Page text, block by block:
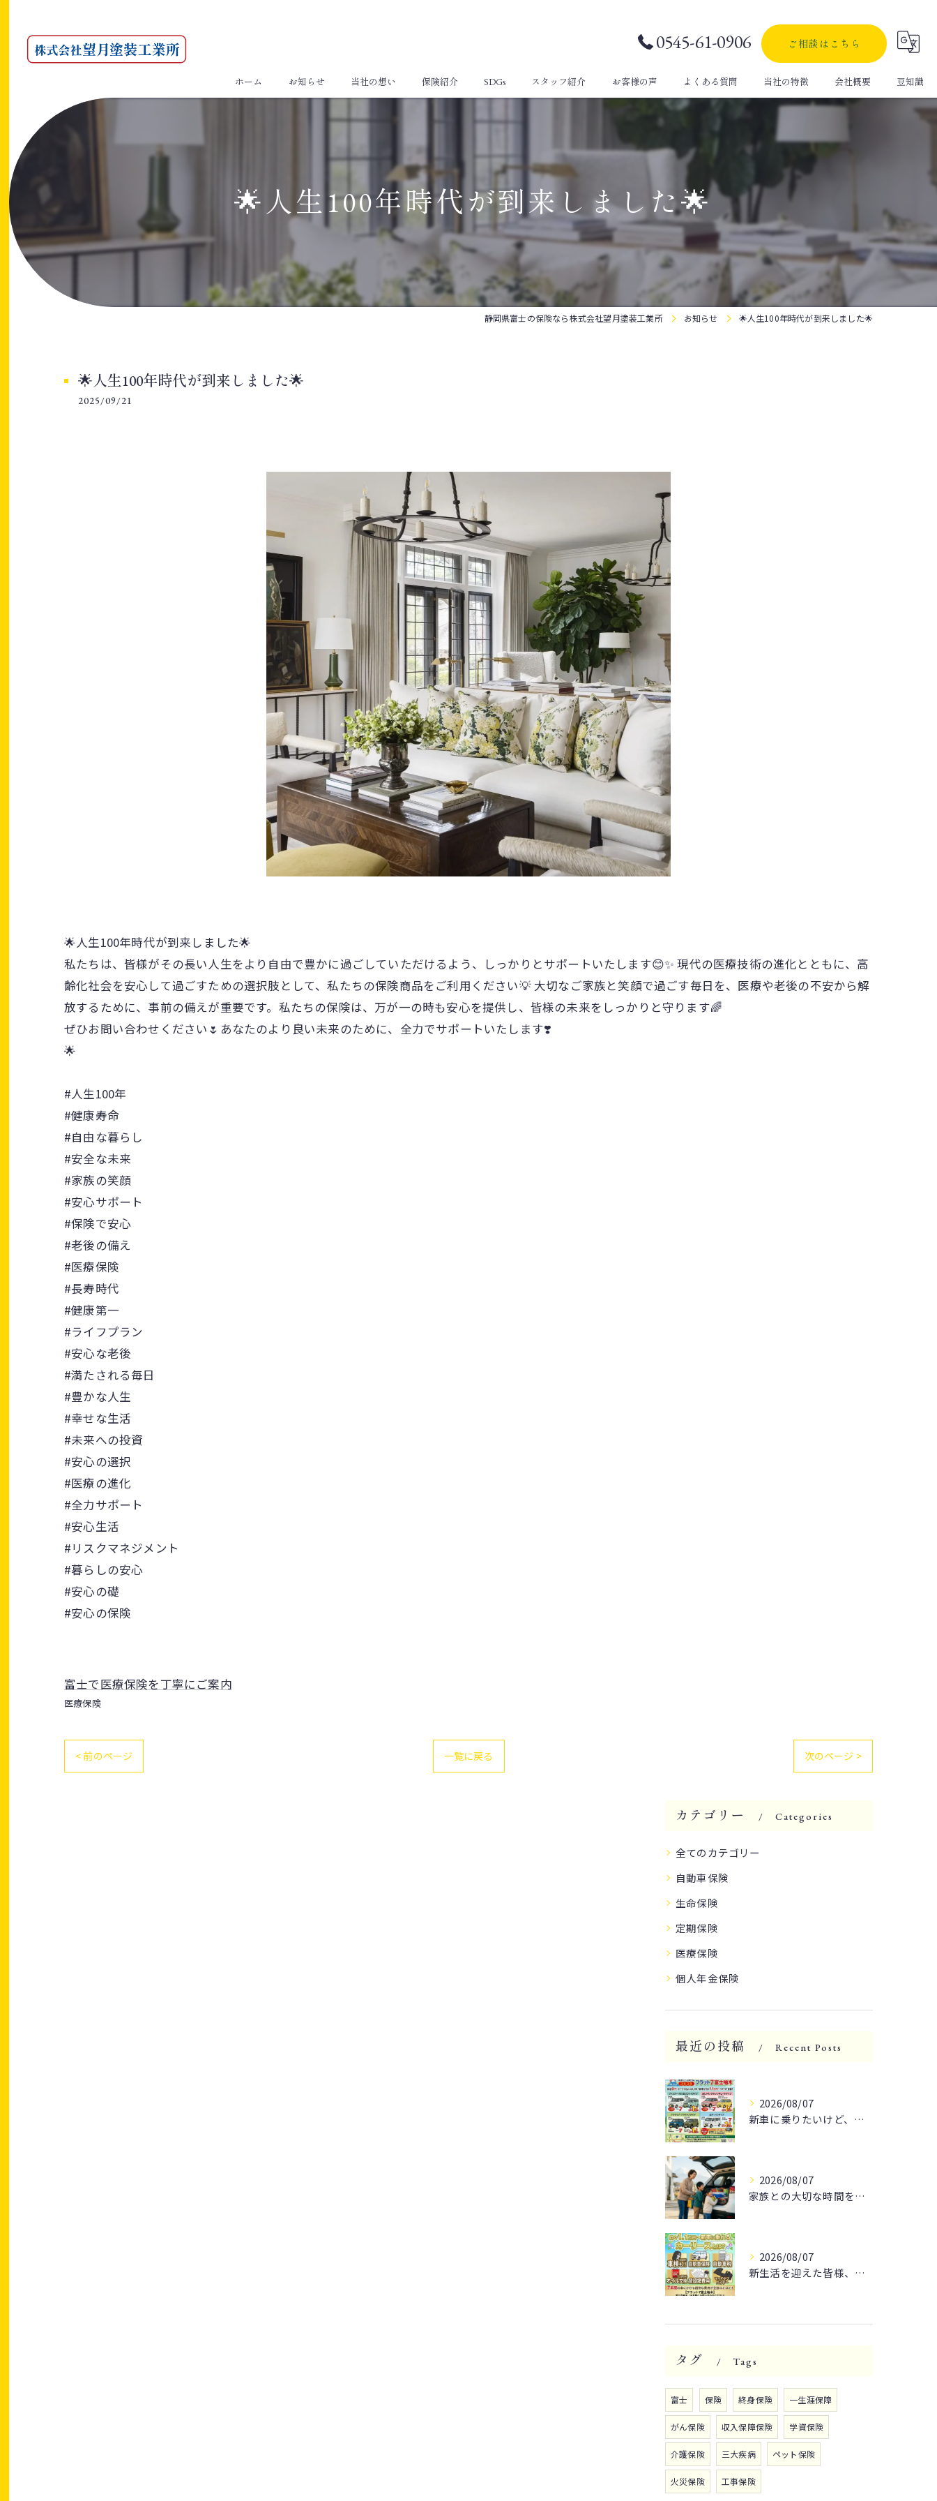
0545-61-0906 ご相談はこちら
ホーム お知らせ 当社の想い 保険紹介
個人向け保険
法人向け保険
SDGs スタッフ紹介 お客様の声 よくある質問 当社の特徴
定期保険
医療保険
個人年金保険
会社概要 豆知識
🌟人生100年時代が到来しました🌟
静岡県富士の保険なら株式会社望月塗装工業所 お知らせ 🌟人生100年時代が到来しました🌟
🌟人生100年時代が到来しました🌟
2025/09/21
🌟人生100年時代が到来しました🌟
私たちは、皆様がその長い人生をより自由で豊かに過ごしていただけるよう、しっかりとサポートいたします😊✨ 現代の医療技術の進化とともに、高
齢化社会を安心して過ごすための選択肢として、私たちの保険商品をご利用ください💡 大切なご家族と笑顔で過ごす毎日を、医療や老後の不安から解
放するために、事前の備えが重要です。私たちの保険は、万が一の時も安心を提供し、皆様の未来をしっかりと守ります🌈
ぜひお問い合わせください🌷あなたのより良い未来のために、全力でサポートいたします❣️
🌟
#人生100年
#健康寿命
#自由な暮らし
#安全な未来
#家族の笑顔
#安心サポート
#保険で安心
#老後の備え
#医療保険
#長寿時代
#健康第一
#ライフプラン
#安心な老後
#満たされる毎日
#豊かな人生
#幸せな生活
#未来への投資
#安心の選択
#医療の進化
#全力サポート
#安心生活
#リスクマネジメント
#暮らしの安心
#安心の礎
#安心の保険
富士で医療保険を丁寧にご案内
医療保険
< 前のページ 一覧に戻る 次のページ >
カテゴリー Categories
全てのカテゴリー
自動車保険
生命保険
定期保険
医療保険
個人年金保険
最近の投稿 Recent Posts
2026/08/07
新車に乗りたいけど、予算が気になる方へ朗報です！
2026/08/07
家族との大切な時間を🚗✨
2026/08/07
新生活を迎えた皆様、そろそろ通勤や休日のドライブをもっと楽し...
タグ Tags
富士 保険 終身保険 一生涯保障
がん保険 収入保障保険 学資保険
介護保険 三大疾病 ペット保険
火災保険 工事保険